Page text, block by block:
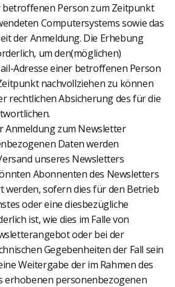
betroffenen Person zum Zeitpunkt
Computersystems sowie das
der Anmeldung. Die Erhebung
um den(möglichen)
Adresse einer betroffenen Person
nachvollziehen zu können
rechtlichen Absicherung des für die
Anmeldung zum Newsletter
Daten werden
unseres Newsletters
Abonnenten des Newsletters
werden, sofern dies für den Betrieb
oder eine diesbezügliche
ist, wie dies im Falle von
oder bei der
Gegebenheiten der Fall sein
Weitergabe der im Rahmen des
erhobenen personenbezogenen